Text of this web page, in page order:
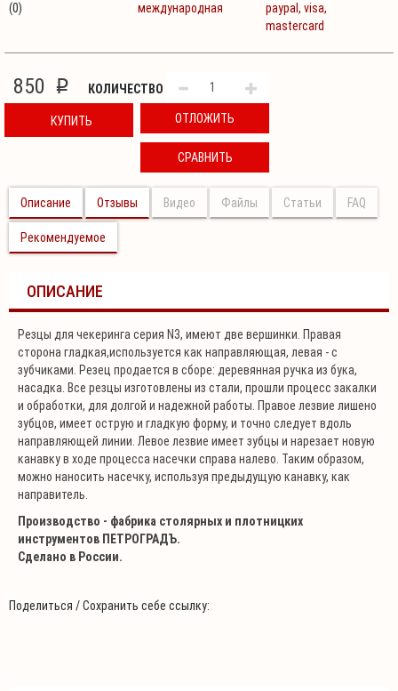
(0)
международная
paypal, visa,
mastercard
850 p КОЛИЧЕСТВО
КУПИТЬ ОТЛОЖИТЬ
СРАВНИТЬ
Описание Отзывы Видео Файлы Статьи FAQ
Рекомендуемое
ОПИСАНИЕ
Резцы для чекеринга серия N3, имеют две вершинки. Правая
сторона гладкая,используется как направляющая, левая - с
зубчиками. Резец продается в сборе: деревянная ручка из бука,
насадка. Все резцы изготовлены из стали, прошли процесс закалки
и обработки, для долгой и надежной работы. Правое лезвие лишено
зубцов, имеет острую и гладкую форму, и точно следует вдоль
направляющей линии. Левое лезвие имеет зубцы и нарезает новую
канавку в ходе процесса насечки справа налево. Таким образом,
можно наносить насечку, используя предыдущую канавку, как
направитель.
Производство - фабрика столярных и плотницких
инструментов ПЕТРОГРАДЪ.
Сделано в России.
Поделиться / Сохранить себе ссылку: